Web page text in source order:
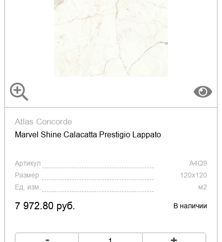
Atlas Concorde
Marvel Shine Calacatta Prestigio Lappato
Артикул
A4Q9
Размер
120x120
Ед. изм.
м2
7 972.80 руб. В наличии